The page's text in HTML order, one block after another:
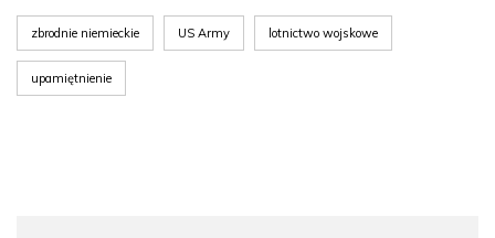
zbrodnie niemieckie US Army lotnictwo wojskowe
upamiętnienie